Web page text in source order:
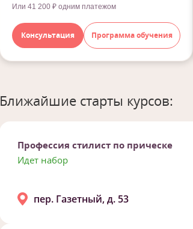
Или 41 200 ₽ одним платежом
Консультация Программа обучения
Ближайшие старты курсов:
Профессия стилист по прическе
Идет набор
пер. Газетный, д. 53